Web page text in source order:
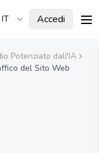
IT Accedi
Potenziato dall'IA
del Sito Web